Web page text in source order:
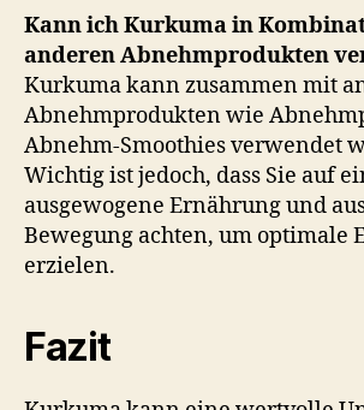
Kann ich Kurkuma in
anderen Abnehmprodukten
Kurkuma kann zusammen mit
Abnehmprodukten wie
Abnehm-Smoothies verwendet
Wichtig ist jedoch, dass Sie auf
ausgewogene Ernährung und
Bewegung achten, um optimale
erzielen.
Fazit